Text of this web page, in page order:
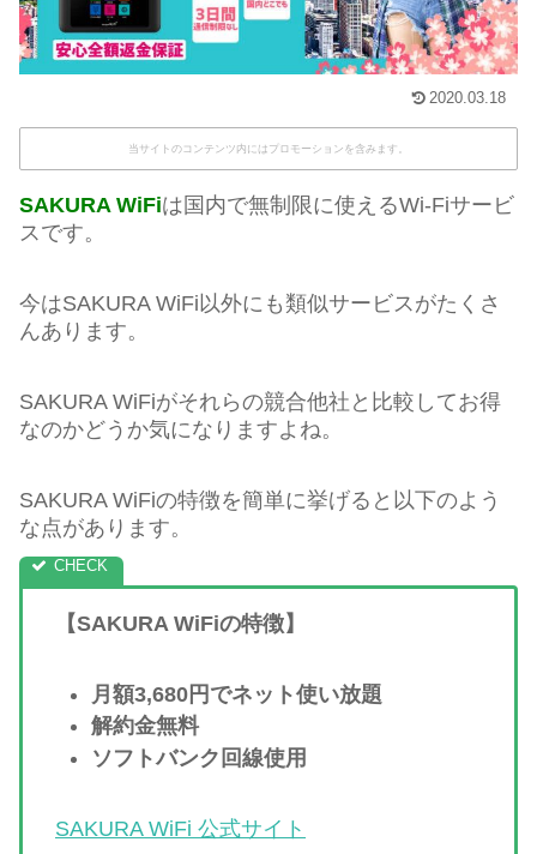
2020.03.18
当サイトのコンテンツ内にはプロモーションを含みます。
SAKURA WiFiは国内で無制限に使えるWi-Fiサービ
スです。
今はSAKURA WiFi以外にも類似サービスがたくさ
んあります。
SAKURA WiFiがそれらの競合他社と比較してお得
なのかどうか気になりますよね。
SAKURA WiFiの特徴を簡単に挙げると以下のよう
な点があります。
【SAKURA WiFiの特徴】
月額3,680円でネット使い放題
解約金無料
ソフトバンク回線使用
SAKURA WiFi 公式サイト